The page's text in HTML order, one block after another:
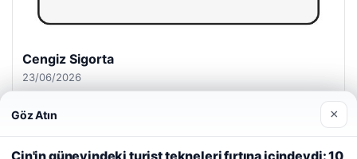
Hastaş Beton
26/05/2026
Göz Atın ×
Çin'in güneyindeki turist tekneleri fırtına içindeydi: 10